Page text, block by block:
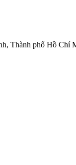
Thành phố Hồ Chí